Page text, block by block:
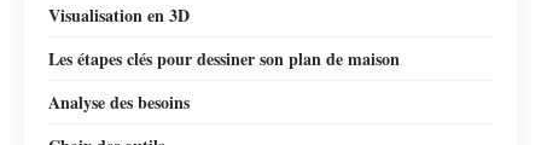
Visualisation en 3D
Les étapes clés pour dessiner son plan de maison
Analyse des besoins